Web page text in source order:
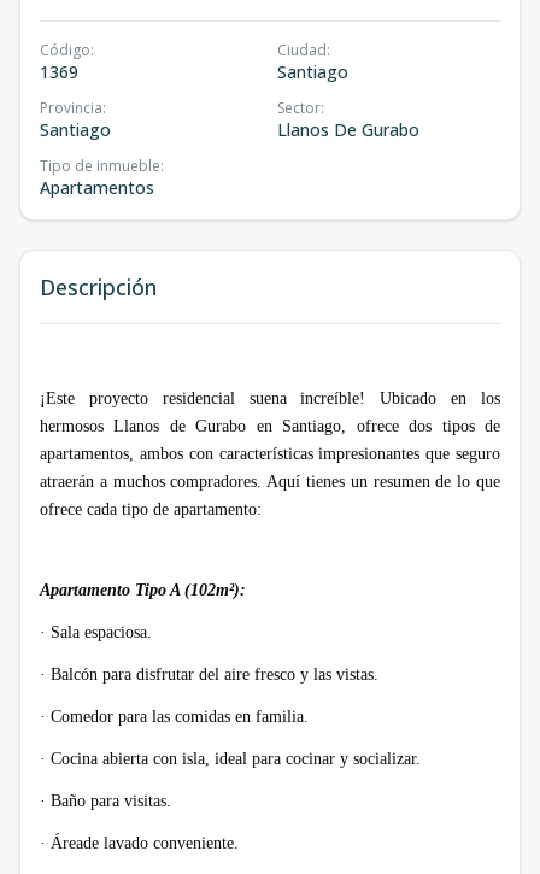
Código:
1369
Ciudad:
Santiago
Provincia:
Santiago
Sector:
Llanos De Gurabo
Tipo de inmueble:
Apartamentos
Descripción
¡Este proyecto residencial suena increíble! Ubicado en los
hermosos Llanos de Gurabo en Santiago, ofrece dos tipos de
apartamentos, ambos con características impresionantes que seguro
atraerán a muchos compradores. Aquí tienes un resumen de lo que
ofrece cada tipo de apartamento:
Apartamento Tipo A (102m²):
· Sala espaciosa.
· Balcón para disfrutar del aire fresco y las vistas.
· Comedor para las comidas en familia.
· Cocina abierta con isla, ideal para cocinar y socializar.
· Baño para visitas.
· Áreade lavado conveniente.